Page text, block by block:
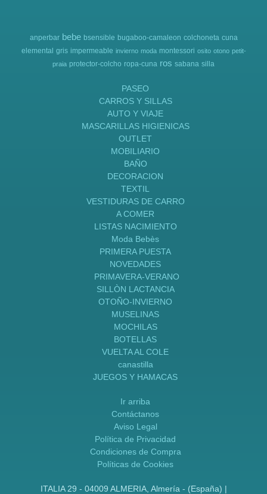
anperbar bebe bsensible bugaboo-camaleon colchoneta cuna
elemental gris impermeable invierno moda montessori osito otono petit-
praia protector-colcho ropa-cuna ros sabana silla
PASEO
CARROS Y SILLAS
AUTO Y VIAJE
MASCARILLAS HIGIENICAS
OUTLET
MOBILIARIO
BAÑO
DECORACION
TEXTIL
VESTIDURAS DE CARRO
A COMER
LISTAS NACIMIENTO
Moda Bebès
PRIMERA PUESTA
NOVEDADES
PRIMAVERA-VERANO
SILLÒN LACTANCIA
OTOÑO-INVIERNO
MUSELINAS
MOCHILAS
BOTELLAS
VUELTA AL COLE
canastilla
JUEGOS Y HAMACAS
Ir arriba
Contáctanos
Aviso Legal
Política de Privacidad
Condiciones de Compra
Políticas de Cookies
ITALIA 29 - 04009 ALMERIA, Almería - (España) |